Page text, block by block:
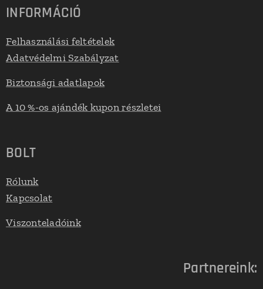
INFORMÁCIÓ
Felhasználási feltételek
Adatvédelmi Szabályzat
Biztonsági adatlapok
A 10 %-os ajándék kupon részletei
BOLT
Rólunk
Kapcsolat
Viszonteladóink
Partnereink: